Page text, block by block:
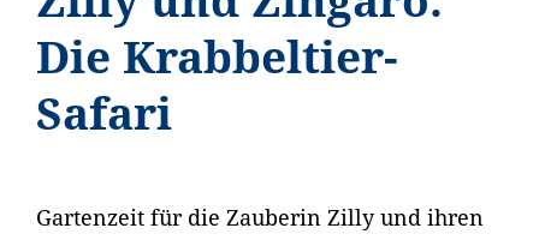
Die Krabbeltier-
Safari
Gartenzeit für die Zauberin Zilly und ihren